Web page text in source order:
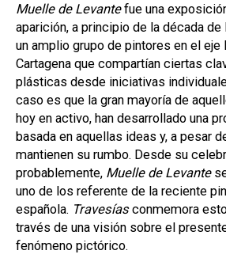
Muelle de Levantefue una
aparición, a principio de la década
un amplio grupo de pintores en el
Cartagena que compartían ciertas
plásticas desde iniciativas
caso es que la gran mayoría de
hoy en activo, han desarrollado una
basada en aquellas ideas y, a pesar
mantienen su rumbo. Desde su
probablemente, Muelle de Levante
uno de los referente de la reciente
española. Travesíasconmemora
través de una visión sobre el
fenómeno pictórico.